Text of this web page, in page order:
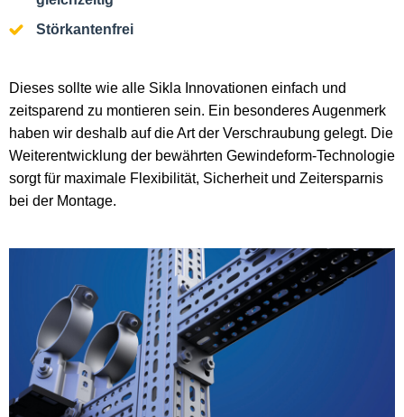
Störkantenfrei
Dieses sollte wie alle Sikla Innovationen einfach und
zeitsparend zu montieren sein. Ein besonderes Augenmerk
haben wir deshalb auf die Art der Verschraubung gelegt. Die
Weiterentwicklung der bewährten Gewindeform-Technologie
sorgt für maximale Flexibilität, Sicherheit und Zeitersparnis
bei der Montage.